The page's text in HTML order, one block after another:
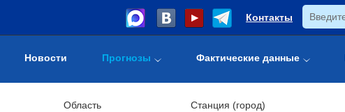
Контакты
Новости Прогнозы Фактические данные
Область Станция (город)